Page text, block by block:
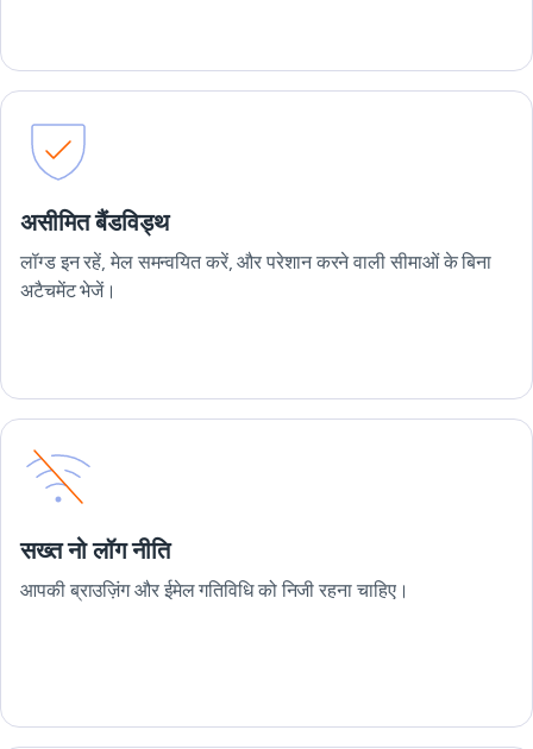
असीमित बैंडविड्थ
लॉग्ड इन रहें, मेल समन्वयित करें, और परेशान करने वाली सीमाओं के बिना
अटैचमेंट भेजें।
सख्त नो लॉग नीति
आपकी ब्राउज़िंग और ईमेल गतिविधि को निजी रहना चाहिए।